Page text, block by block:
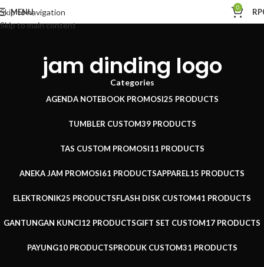
Skip to navigation
Skip to main content
MENU 0 RP
jam dinding logo
Categories
AGENDA NOTEBOOK PROMOSI25 PRODUCTS
TUMBLER CUSTOM39 PRODUCTS
TAS CUSTOM PROMOSI11 PRODUCTS
ANEKA JAM PROMOSI61 PRODUCTSAPPAREL15 PRODUCTS
ELEKTRONIK25 PRODUCTSFLASH DISK CUSTOM41 PRODUCTS
GANTUNGAN KUNCI12 PRODUCTSGIFT SET CUSTOM17 PRODUCTS
PAYUNG10 PRODUCTSPRODUK CUSTOM31 PRODUCTS